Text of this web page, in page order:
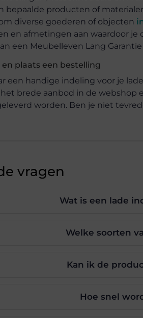
bepaalde producten of
diverse goederen of objecten
en afmetingen aan waardoor
een Meubelleven Lang
plaats een bestelling
een handige indeling voor je
brede aanbod in de
worden. Ben je niet
vragen
Wat is een lade
Welke soorten
Kan ik de
Hoe snel